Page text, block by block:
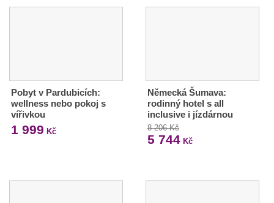
Pobyt v Pardubicích:
wellness nebo pokoj s
vířivkou
1 999 Kč
Německá Šumava:
rodinný hotel s all
inclusive i jízdárnou
8 206 Kč
5 744Kč